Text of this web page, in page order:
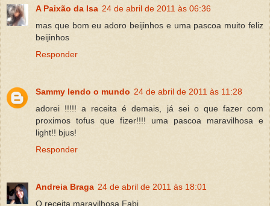
A Paixão da Isa 24 de abril de 2011 às 06:36
mas que bom eu adoro beijinhos e uma pascoa muito feliz
beijinhos
Responder
Sammy lendo o mundo 24 de abril de 2011 às 11:28
adorei !!!!! a receita é demais, já sei o que fazer com
proximos tofus que fizer!!!! uma pascoa maravilhosa e
light!! bjus!
Responder
Andreia Braga 24 de abril de 2011 às 18:01
Q receita maravilhosa Fabi....